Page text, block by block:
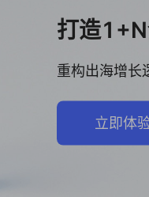
打造
重构出海增长
立即体